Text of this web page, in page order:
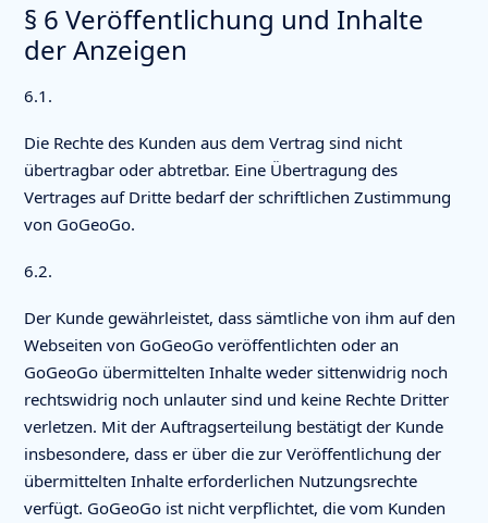
§ 6 Veröffentlichung und Inhalte
der Anzeigen
6.1.
Die Rechte des Kunden aus dem Vertrag sind nicht
übertragbar oder abtretbar. Eine Übertragung des
Vertrages auf Dritte bedarf der schriftlichen Zustimmung
von GoGeoGo.
6.2.
Der Kunde gewährleistet, dass sämtliche von ihm auf den
Webseiten von GoGeoGo veröffentlichten oder an
GoGeoGo übermittelten Inhalte weder sittenwidrig noch
rechtswidrig noch unlauter sind und keine Rechte Dritter
verletzen. Mit der Auftragserteilung bestätigt der Kunde
insbesondere, dass er über die zur Veröffentlichung der
übermittelten Inhalte erforderlichen Nutzungsrechte
verfügt. GoGeoGo ist nicht verpflichtet, die vom Kunden